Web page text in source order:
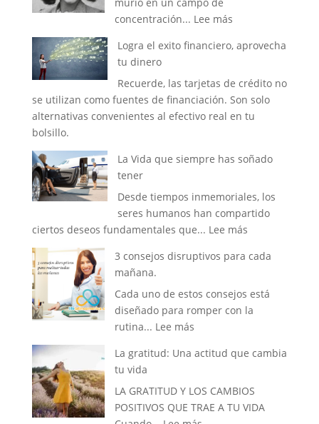
dedicación
hace
diferencia
concentración... Lee más:
en
humanizate
no
repitas
Logra el exito financiero, aprovecha
tu dinero
Recuerde, las tarjetas de crédito no
se utilizan como fuentes de financiación. Son solo
alternativas convenientes al efectivo real en tu
bolsillo.
La Vida que siempre has soñado
tener
Desde tiempos inmemoriales, los
seres humanos han compartido
ciertos deseos fundamentales que... Lee más:
Vida
siempre
has
3 consejos disruptivos para cada
mañana.
Cada uno de estos consejos está
diseñado para romper con la
rutina... Lee más:
consejos
para
cada
La gratitud: Una actitud que cambia
tu vida
LA GRATITUD Y LOS CAMBIOS
POSITIVOS QUE TRAE A TU VIDA